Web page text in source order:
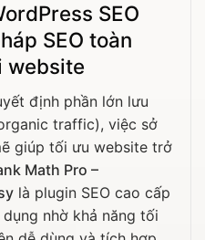
SEO
SEO toàn
website
định phần lớn lưu
traffic), việc sở
giúp tối ưu website trở
Math Pro –
là plugin SEO cao cấp
nhờ khả năng tối